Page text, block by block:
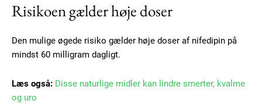
Risikoen gælder høje doser
Den mulige øgede risiko gælder høje doser af nifedipin på
mindst 60 milligram dagligt.
Læs også: Disse naturlige midler kan lindre smerter, kvalme
og uro